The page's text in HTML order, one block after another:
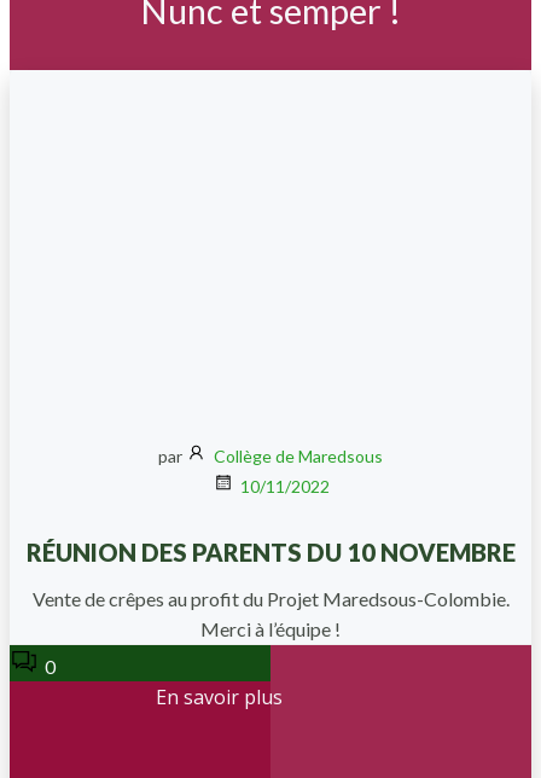
Nunc et semper !
par
Collège de Maredsous
10/11/2022
RÉUNION DES PARENTS DU 10 NOVEMBRE
Vente de crêpes au profit du Projet Maredsous-Colombie.
Merci à l’équipe !
0
En savoir plus